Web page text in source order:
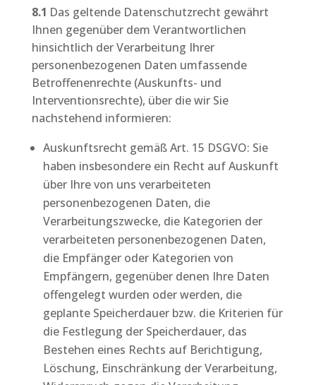
8.1 Das geltende Datenschutzrecht gewährt
Ihnen gegenüber dem Verantwortlichen
hinsichtlich der Verarbeitung Ihrer
personenbezogenen Daten umfassende
Betroffenenrechte (Auskunfts- und
Interventionsrechte), über die wir Sie
nachstehend informieren:
Auskunftsrecht gemäß Art. 15 DSGVO: Sie
haben insbesondere ein Recht auf Auskunft
über Ihre von uns verarbeiteten
personenbezogenen Daten, die
Verarbeitungszwecke, die Kategorien der
verarbeiteten personenbezogenen Daten,
die Empfänger oder Kategorien von
Empfängern, gegenüber denen Ihre Daten
offengelegt wurden oder werden, die
geplante Speicherdauer bzw. die Kriterien für
die Festlegung der Speicherdauer, das
Bestehen eines Rechts auf Berichtigung,
Löschung, Einschränkung der Verarbeitung,